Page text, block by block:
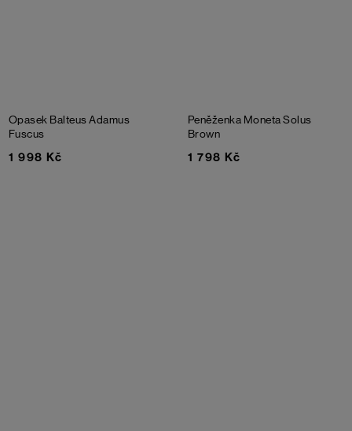
Opasek Balteus Adamus
Fuscus
1 998 Kč
Peněženka Moneta Solus
Brown
1 798 Kč